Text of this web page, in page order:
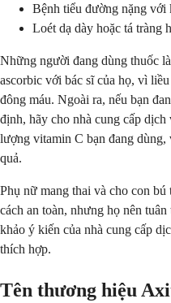
Bệnh tiểu đường nặng với
Loét dạ dày hoặc tá tràng
Những người đang dùng thuốc
ascorbic với bác sĩ của họ, vì
đông máu. Ngoài ra, nếu bạn
định, hãy cho nhà cung cấp dịch
lượng vitamin C bạn đang dùng,
quả.
Phụ nữ mang thai và cho con
cách an toàn, nhưng họ nên
khảo ý kiến của nhà cung cấp
thích hợp.
Tên thương hiệu